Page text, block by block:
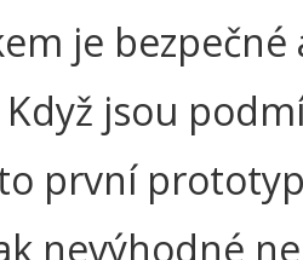
je bezpečné
jsou
první
nevýhodné